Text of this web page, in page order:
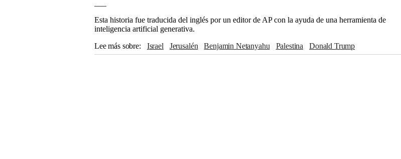
Esta historia fue traducida del inglés por un editor de AP con la ayuda de una herramienta de
inteligencia artificial generativa.
Lee más sobre
Israel Jerusalén Benjamin Netanyahu Palestina
Donald Trump
Estados Unidos